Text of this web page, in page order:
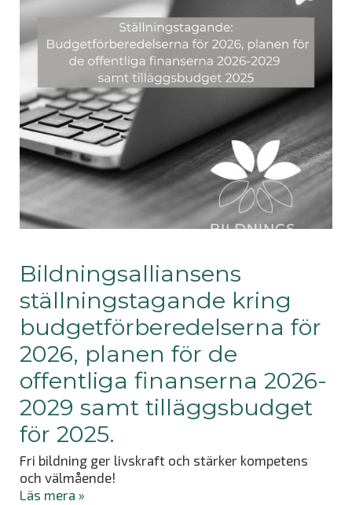
Bildningsalliansens
ställningstagande kring
budgetförberedelserna för
2026, planen för de
offentliga finanserna 2026-
2029 samt tilläggsbudget
för 2025.
Fri bildning ger livskraft och stärker kompetens
och välmående!
Läs mera »